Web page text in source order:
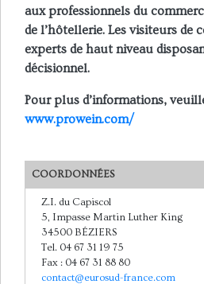
aux professionnels du
de l’hôtellerie. Les visiteurs de
experts de haut niveau
décisionnel.
Pour plus d’informations,
www.prowein.com/
COORDONNÉES
Z.I. du Capiscol
5, Impasse Martin Luther King
34500 BÉZIERS
Tel. 04 67 31 19 75
Fax : 04 67 31 88 80
contact@eurosud-france.com